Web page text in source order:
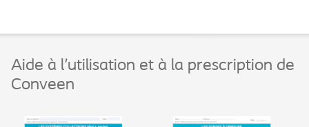
Aide à l'utilisation et à la prescription de
Conveen